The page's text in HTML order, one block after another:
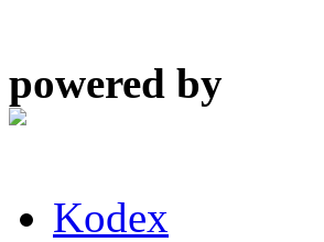
powered by
Kodex